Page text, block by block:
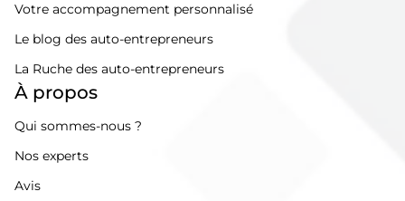
Votre accompagnement personnalisé
Le blog des auto-entrepreneurs
La Ruche des auto-entrepreneurs
À propos
Qui sommes-nous ?
Nos experts
Avis